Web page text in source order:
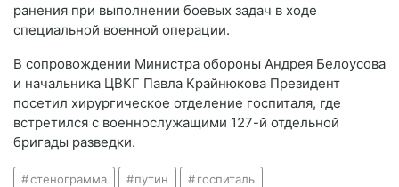
ранения при выполнении боевых задач в ходе
специальной военной операции.
В сопровождении Министра обороны Андрея Белоусова
и начальника ЦВКГ Павла Крайнюкова Президент
посетил хирургическое отделение госпиталя, где
встретился с военнослужащими 127-й отдельной
бригады разведки.
стенограмма путин госпиталь